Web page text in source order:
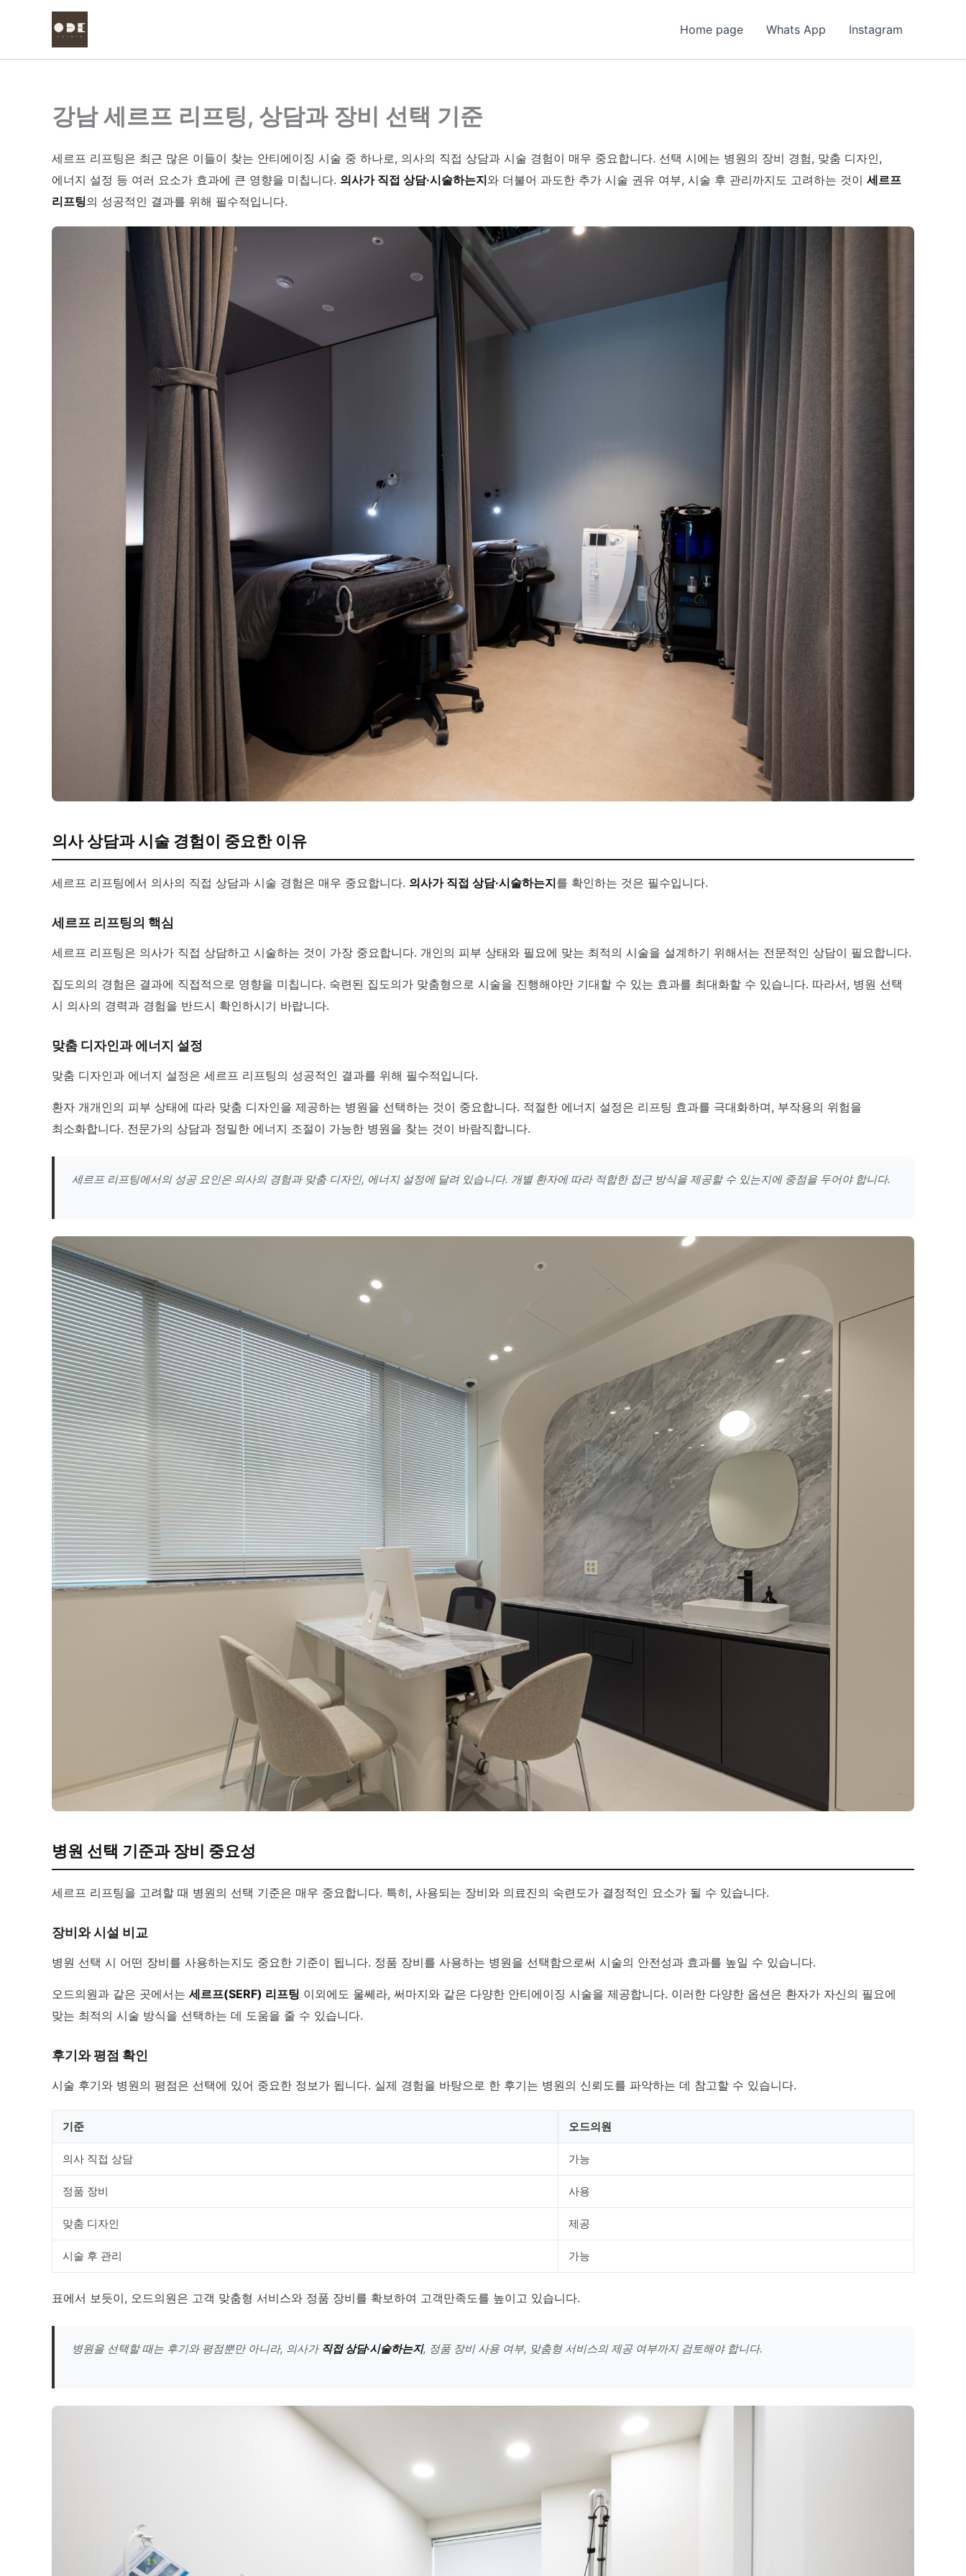
Home page Whats App Instagram
강남 세르프 리프팅, 상담과 장비 선택 기준
세르프 리프팅은 최근 많은 이들이 찾는 안티에이징 시술 중 하나로, 의사의 직접 상담과 시술 경험이 매우 중요합니다. 선택 시에는 병원의 장비 경험, 맞춤 디자인,
에너지 설정 등 여러 요소가 효과에 큰 영향을 미칩니다. 의사가 직접 상담·시술하는지와 더불어 과도한 추가 시술 권유 여부, 시술 후 관리까지도 고려하는 것이 세르프
리프팅의 성공적인 결과를 위해 필수적입니다.
의사 상담과 시술 경험이 중요한 이유
세르프 리프팅에서 의사의 직접 상담과 시술 경험은 매우 중요합니다. 의사가 직접 상담·시술하는지를 확인하는 것은 필수입니다.
세르프 리프팅의 핵심
세르프 리프팅은 의사가 직접 상담하고 시술하는 것이 가장 중요합니다. 개인의 피부 상태와 필요에 맞는 최적의 시술을 설계하기 위해서는 전문적인 상담이 필요합니다.
집도의의 경험은 결과에 직접적으로 영향을 미칩니다. 숙련된 집도의가 맞춤형으로 시술을 진행해야만 기대할 수 있는 효과를 최대화할 수 있습니다. 따라서, 병원 선택
시 의사의 경력과 경험을 반드시 확인하시기 바랍니다.
맞춤 디자인과 에너지 설정
맞춤 디자인과 에너지 설정은 세르프 리프팅의 성공적인 결과를 위해 필수적입니다.
환자 개개인의 피부 상태에 따라 맞춤 디자인을 제공하는 병원을 선택하는 것이 중요합니다. 적절한 에너지 설정은 리프팅 효과를 극대화하며, 부작용의 위험을
최소화합니다. 전문가의 상담과 정밀한 에너지 조절이 가능한 병원을 찾는 것이 바람직합니다.
세르프 리프팅에서의 성공 요인은 의사의 경험과 맞춤 디자인, 에너지 설정에 달려 있습니다. 개별 환자에 따라 적합한 접근 방식을 제공할 수 있는지에 중점을 두어야 합니다.
병원 선택 기준과 장비 중요성
세르프 리프팅을 고려할 때 병원의 선택 기준은 매우 중요합니다. 특히, 사용되는 장비와 의료진의 숙련도가 결정적인 요소가 될 수 있습니다.
장비와 시설 비교
병원 선택 시 어떤 장비를 사용하는지도 중요한 기준이 됩니다. 정품 장비를 사용하는 병원을 선택함으로써 시술의 안전성과 효과를 높일 수 있습니다.
오드의원과 같은 곳에서는 세르프(SERF) 리프팅 이외에도 울쎄라, 써마지와 같은 다양한 안티에이징 시술을 제공합니다. 이러한 다양한 옵션은 환자가 자신의 필요에
맞는 최적의 시술 방식을 선택하는 데 도움을 줄 수 있습니다.
후기와 평점 확인
시술 후기와 병원의 평점은 선택에 있어 중요한 정보가 됩니다. 실제 경험을 바탕으로 한 후기는 병원의 신뢰도를 파악하는 데 참고할 수 있습니다.
기준 오드의원
의사 직접 상담 가능
정품 장비 사용
맞춤 디자인 제공
시술 후 관리 가능
표에서 보듯이, 오드의원은 고객 맞춤형 서비스와 정품 장비를 확보하여 고객만족도를 높이고 있습니다.
병원을 선택할 때는 후기와 평점뿐만 아니라, 의사가 직접 상담·시술하는지, 정품 장비 사용 여부, 맞춤형 서비스의 제공 여부까지 검토해야 합니다.